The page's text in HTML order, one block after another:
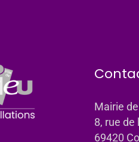
Mairie
8, rue de
69420